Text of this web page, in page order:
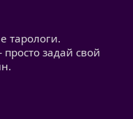
тарологи.
задай свой